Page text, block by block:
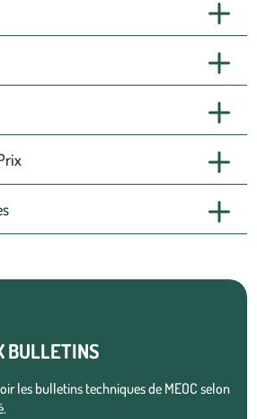
BULLETINS
les bulletins techniques de MEOC selon